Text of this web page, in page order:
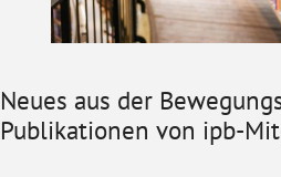
Neues aus der
Publikationen von ipb-